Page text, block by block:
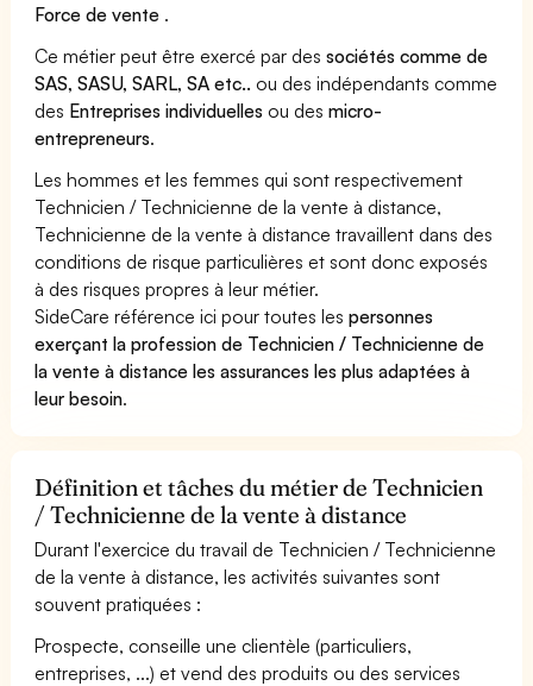
Force de vente .
Ce métier peut être exercé par dessociétés comme de
SAS, SASU, SARL, SA etc.. ou des indépendants comme
des Entreprises individuelles ou desmicro-
entrepreneurs.
Les hommes et les femmes qui sont respectivement
Technicien / Technicienne de la vente à distance,
Technicienne de la vente à distance travaillent dans des
conditions de risque particulières et sont donc exposés
à des risques propres à leur métier.
SideCare référence ici pour toutes lespersonnes
exerçant la profession de Technicien / Technicienne de
la vente à distance les assurances les plus adaptées à
leur besoin.
Définition et tâches du métier de Technicien
/ Technicienne de la vente à distance
Durant l'exercice du travail de Technicien / Technicienne
de la vente à distance, les activités suivantes sont
souvent pratiquées :
Prospecte, conseille une clientèle (particuliers,
entreprises, ...) et vend des produits ou des services